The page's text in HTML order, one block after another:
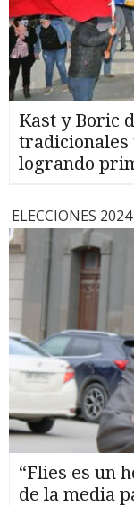
Kast y Boric
tradicionales
logrando
ELECCIONES 2024
“Flies es un
de la media